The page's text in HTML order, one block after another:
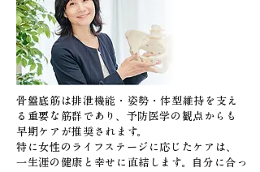
骨盤底筋は排泄機能・姿勢・体型維持を支え
る重要な筋群であり、予防医学の観点からも
早期ケアが推奨されます。
特に女性のライフステージに応じたケアは、
一生涯の健康と幸せに直結します。自分に合っ